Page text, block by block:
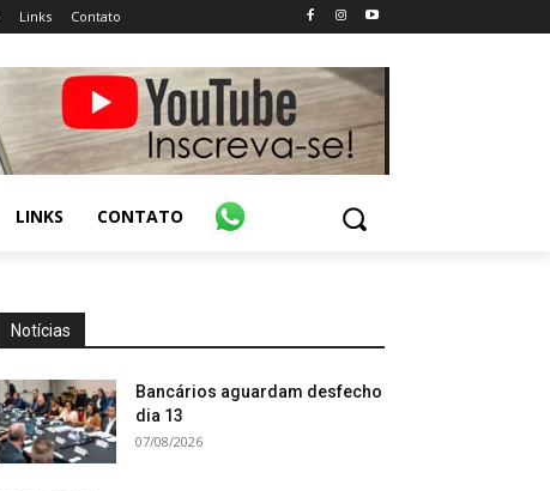
Links Contato
LINKS CONTATO
Notícias
Bancários aguardam desfecho
dia 13
07/08/2026